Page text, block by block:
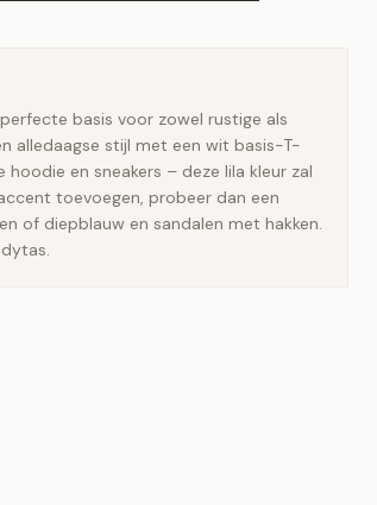
basis voor zowel rustige als
alledaagse stijl met een wit basis-T-
en sneakers – deze lila kleur zal
toevoegen, probeer dan een
of diepblauw en sandalen met hakken.